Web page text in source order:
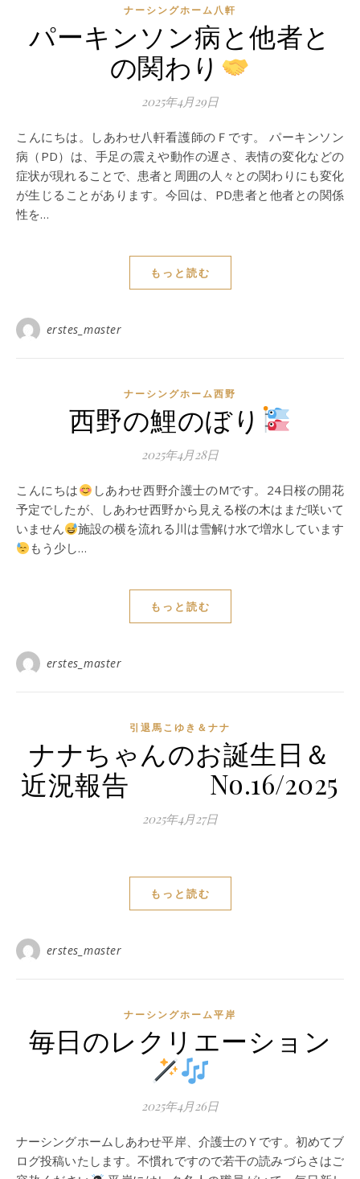
ナーシングホーム⼋軒
パーキンソン病と他者と
の関わり
2025年4月29日
こんにちは。しあわせ八軒看護師のＦです。 パーキンソン
病（PD）は、手足の震えや動作の遅さ、表情の変化などの
症状が現れることで、患者と周囲の人々との関わりにも変化
が生じることがあります。今回は、PD患者と他者との関係
性を…
もっと読む
erstes_master
ナーシングホーム西野
西野の鯉のぼり
2025年4月28日
こんにちは
しあわせ西野介護士のMです。24日桜の開花
予定でしたが、しあわせ西野から見える桜の木はまだ咲いて
いません
施設の横を流れる川は雪解け水で増水しています
もう少し…
もっと読む
erstes_master
引退馬こゆき＆ナナ
ナナちゃんのお誕生日＆
近況報告 No.16/2025
2025年4月27日
もっと読む
erstes_master
ナーシングホーム平岸
毎日のレクリエーション
2025年4月26日
ナーシングホームしあわせ平岸、介護士のＹです。初めてブ
ログ投稿いたします。不慣れですので若干の読みづらさはご